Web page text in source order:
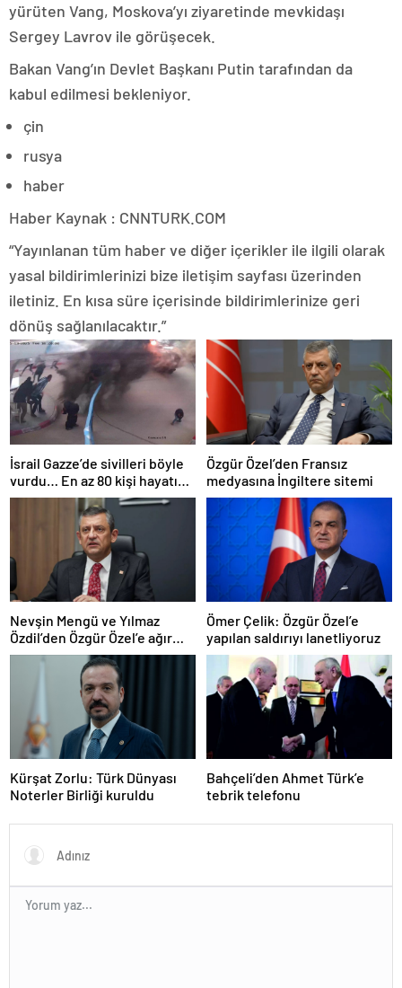
yürüten Vang, Moskova’yı ziyaretinde mevkidaşı
Sergey Lavrov ile görüşecek.
Bakan Vang’ın Devlet Başkanı Putin tarafından da
kabul edilmesi bekleniyor.
çin
rusya
haber
Haber Kaynak : CNNTURK.COM
“Yayınlanan tüm haber ve diğer içerikler ile ilgili olarak
yasal bildirimlerinizi bize iletişim sayfası üzerinden
iletiniz. En kısa süre içerisinde bildirimlerinize geri
dönüş sağlanılacaktır.”
İsrail Gazze’de sivilleri böyle
vurdu… En az 80 kişi hayatını
kaybetti
Özgür Özel’den Fransız
medyasına İngiltere sitemi
Nevşin Mengü ve Yılmaz
Özdil’den Özgür Özel’e ağır
eleştiriler
Ömer Çelik: Özgür Özel’e
yapılan saldırıyı lanetliyoruz
Kürşat Zorlu: Türk Dünyası
Noterler Birliği kuruldu
Bahçeli’den Ahmet Türk’e
tebrik telefonu